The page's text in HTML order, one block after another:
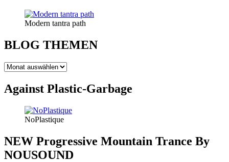
Modern tantra path
BLOG THEMEN
BLOG
Against Plastic-Garbage
NoPlastique
NEW Progressive Mountain Trance By
NOUSOUND